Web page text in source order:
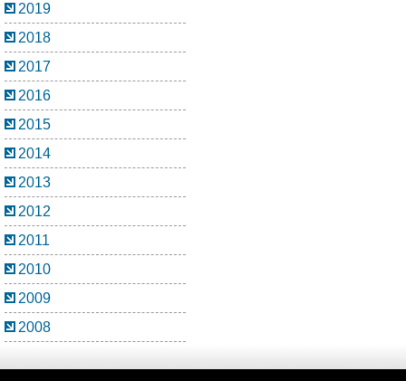
2019
2018
2017
2016
2015
2014
2013
2012
2011
2010
2009
2008